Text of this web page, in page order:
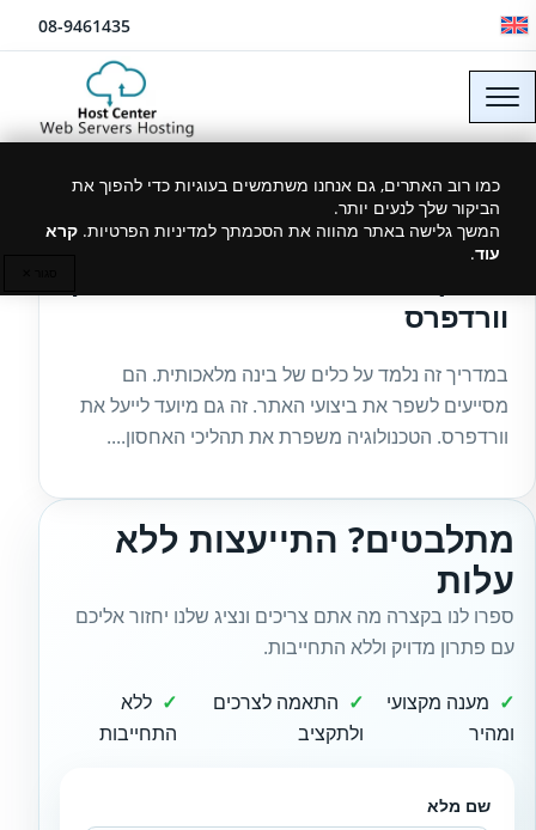
דלג לתוכן 08-9461435
כמו רוב האתרים, גם אנחנו משתמשים בעוגיות כדי להפוך את
הביקור שלך לנעים יותר.
המשך גלישה באתר מהווה את הסכמתך למדיניות הפרטיות. קרא
עוד.
29/12/2025
וורדפרס
במדריך זה נלמד על כלים של בינה מלאכותית. הם
מסייעים לשפר את ביצועי האתר. זה גם מיועד לייעל את
וורדפרס. הטכנולוגיה משפרת את תהליכי האחסון....
מתלבטים? התייעצות ללא
עלות
ספרו לנו בקצרה מה אתם צריכים ונציג שלנו יחזור אליכם
עם פתרון מדויק וללא התחייבות.
מענה מקצועי
ומהיר
התאמה לצרכים
ולתקציב
ללא
התחייבות
שם מלא